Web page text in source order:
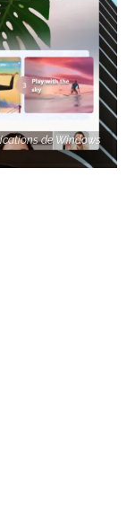
de Windows